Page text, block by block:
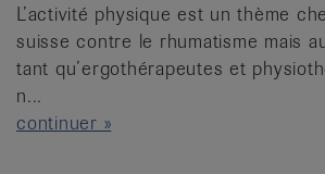
L’activité physique est un thème
suisse contre le rhumatisme mais
tant qu’ergothérapeutes et
n...
continuer »